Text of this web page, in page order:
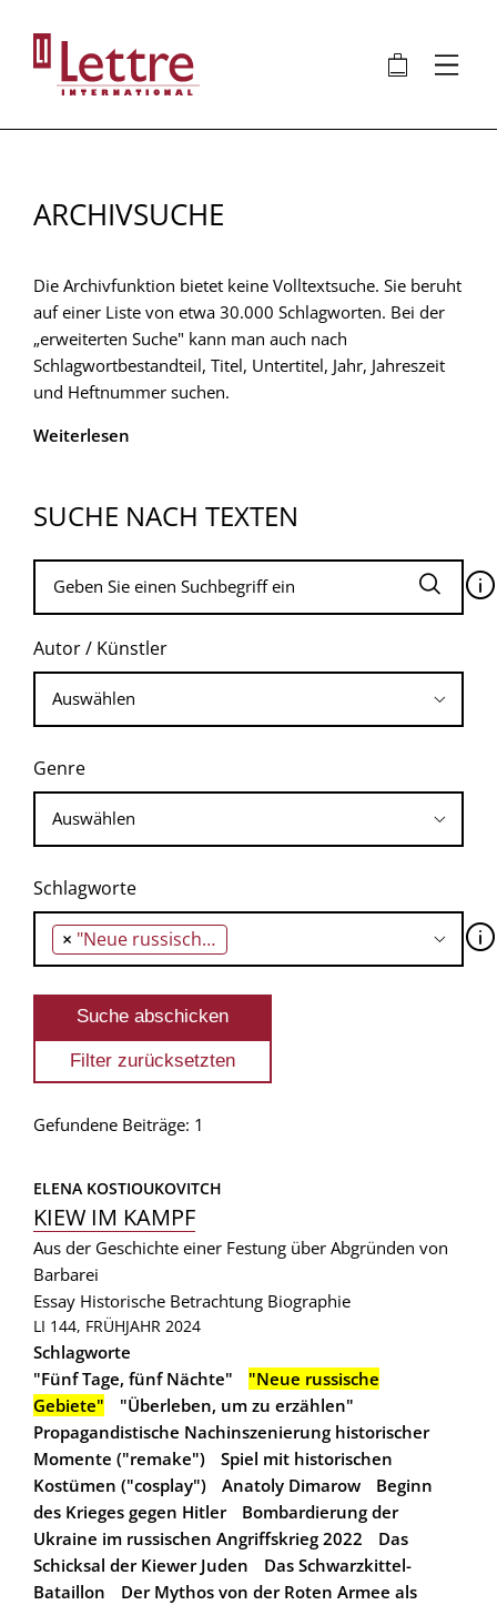
Inhalt
🛍 ⋮
ARCHIVSUCHE
Die Archivfunktion bietet keine Volltextsuche. Sie beruht
auf einer Liste von etwa 30.000 Schlagworten. Bei der
„erweiterten Suche" kann man auch nach
Schlagwortbestandteil, Titel, Untertitel, Jahr, Jahreszeit
und Heftnummer suchen.
Weiterlesen
SUCHE NACH TEXTEN
🛈
Autor / Künstler
Genre
Schlagworte
× "Neue russische Gebiete" 🛈
Gefundene Beiträge: 1
ELENA KOSTIOUKOVITCH
KIEW IM KAMPF
Aus der Geschichte einer Festung über Abgründen von
Barbarei
Essay Historische Betrachtung Biographie
LI 144, FRÜHJAHR 2024
Schlagworte
"Fünf Tage, fünf Nächte"
"Neue russische
Gebiete"
"Überleben, um zu erzählen"
Propagandistische Nachinszenierung historischer
Momente ("remake")
Spiel mit historischen
Kostümen ("cosplay")
Anatoly Dimarow
Beginn
des Krieges gegen Hitler
Bombardierung der
Ukraine im russischen Angriffskrieg 2022
Das
Schicksal der Kiewer Juden
Das Schwarzkittel-
Bataillon
Der Mythos von der Roten Armee als